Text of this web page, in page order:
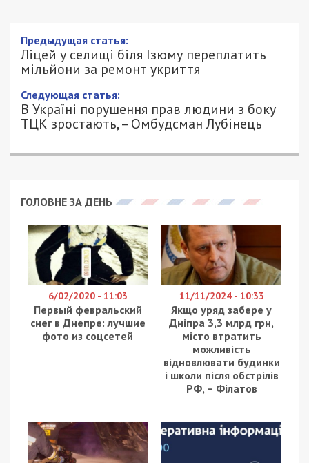
Ліцей у селищі біля Ізюму переплатить
мільйони за ремонт укриття
22/03/2025 - 11:52
ПЕТРО ЩУКІН - СПЕЦИАЛЬНО ДЛЯ
49000.COM.UA
722
П’ятигірський ліцей на Харківщині опинився в
центрі скандалу через завищені ціни на ремонт
протирадіаційного укриття. За результатами
що, за оцінками експертів, у 2-4 рази перевищує
ринкові ціни на будівельні матеріали. Про це
повідомляє49000з посиланням на